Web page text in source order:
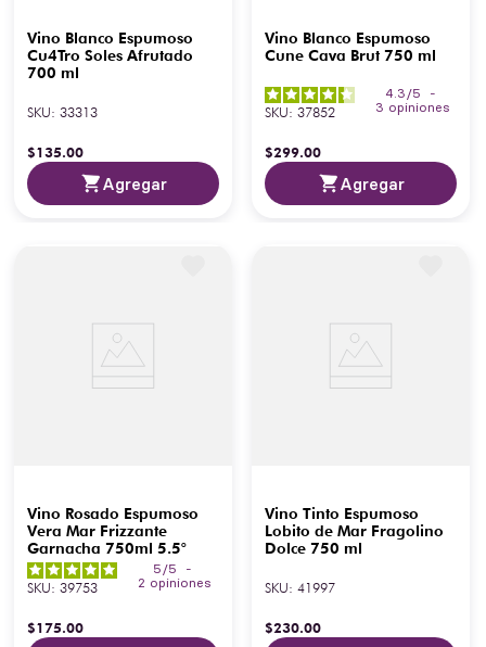
Vino Blanco Espumoso
Cu4Tro Soles Afrutado
700 ml
SKU: 33313
$135.00
Agregar
Vino Blanco Espumoso
Cune Cava Brut 750 ml
4.3 /5
-
3 opiniones
SKU: 37852
$299.00
Agregar
Vino Rosado Espumoso
Vera Mar Frizzante
Garnacha 750ml 5.5°
5 /5
-
2 opiniones
SKU: 39753
$175.00
Vino Tinto Espumoso
Lobito de Mar Fragolino
Dolce 750 ml
SKU: 41997
$230.00